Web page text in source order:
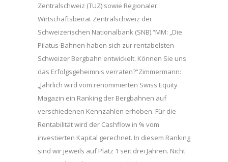
Zentralschweiz (TUZ) sowie Regionaler
Wirtschaftsbeirat Zentralschweiz der
Schweizerischen Nationalbank (SNB).“MM: „Die
Pilatus-Bahnen haben sich zur rentabelsten
Schweizer Bergbahn entwickelt. Können Sie uns
das Erfolgsgeheimnis verraten?“Zimmermann:
„Jährlich wird vom renommierten Swiss Equity
Magazin ein Ranking der Bergbahnen auf
verschiedenen Kennzahlen erhoben. Für die
Rentabilität wird der Cashflow in % vom
investierten Kapital gerechnet. In diesem Ranking
sind wir jeweils auf Platz 1 seit drei Jahren. Nicht